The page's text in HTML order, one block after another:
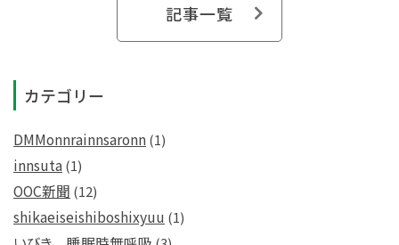
記事一覧
カテゴリー
DMMonnrainnsaronn(1)
innsuta(1)
OOC新聞 (12)
shikaeiseishiboshixyuu (1)